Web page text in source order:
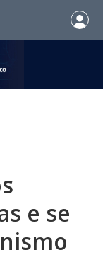
e se